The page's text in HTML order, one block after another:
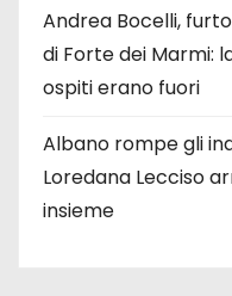
Andrea Bocelli,
di Forte dei Marmi:
ospiti erano fuori
Albano rompe gli
Loredana Lecciso
insieme